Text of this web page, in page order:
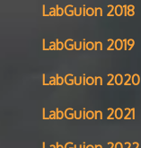
LabGuion 2018
LabGuion 2019
LabGuion 2020
LabGuion 2021